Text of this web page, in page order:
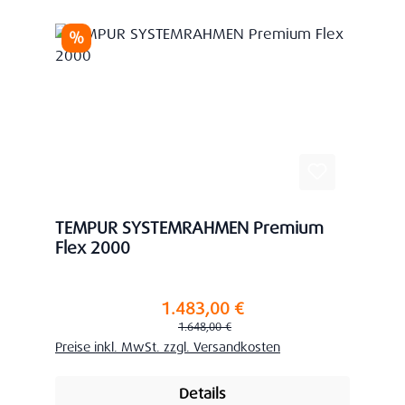
Rabatt
%
TEMPUR SYSTEMRAHMEN Premium
Flex 2000
Verkaufspreis:1.483,00 €
Regulärer Preis:
1.648,00 €
Preise inkl. MwSt. zzgl. Versandkosten
Details